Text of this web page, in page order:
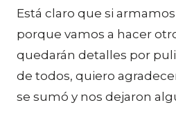
Está claro que si
porque vamos a hacer
quedarán detalles por
de todos, quiero
se sumó y nos dejaron